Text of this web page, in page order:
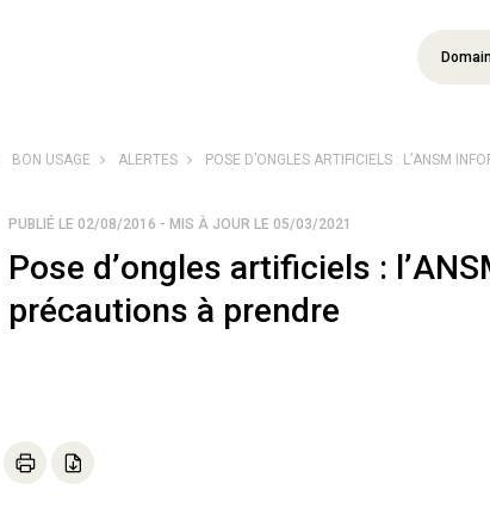
BON USAGE ALERTES POSE D’ONGLES ARTIFICIELS : L’ANSM
PUBLIÉ LE 02/08/2016 - MIS À JOUR LE 05/03/2021
Pose d’ongles artificiels :
précautions à prendre